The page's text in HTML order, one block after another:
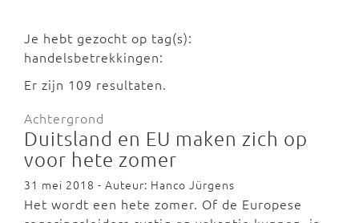
Je hebt gezocht op tag(s):
handelsbetrekkingen:
Er zijn 109 resultaten.
Achtergrond
Duitsland en EU maken zich op
voor hete zomer
31 mei 2018 - Auteur: Hanco Jürgens
Het wordt een hete zomer. Of de Europese